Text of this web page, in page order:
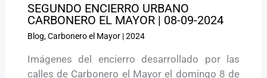
SEGUNDO ENCIERRO URBANO
CARBONERO EL MAYOR | 08-09-2024
Blog,Carbonero el Mayor|2024
Imágenes del encierro desarrollado por las
calles de Carbonero el Mayor el domingo 8 de